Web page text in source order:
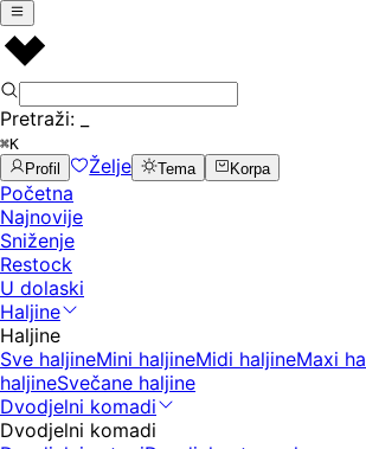
Pretraži:
⌘K
Profil
Želje Tema Korpa
Početna
Najnovije
Sniženje
Restock
U dolaski
Haljine
Haljine
Sve haljineMini haljineMidi haljineMaxi
haljineSvečane haljine
Dvodjelni komadi
Dvodjelni komadi